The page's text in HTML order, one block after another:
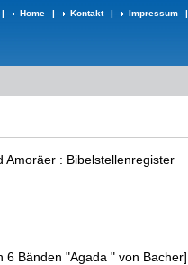
| Home | Kontakt | Impressum |
Amoräer : Bibelstellenregister
6 Bänden "Agada " von Bacher]